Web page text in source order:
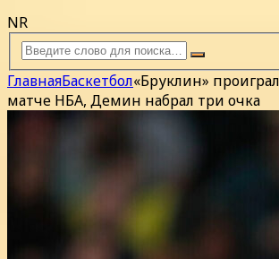
NR
ГлавнаяБаскетбол«Бруклин»
матче НБА, Демин набрал три очка